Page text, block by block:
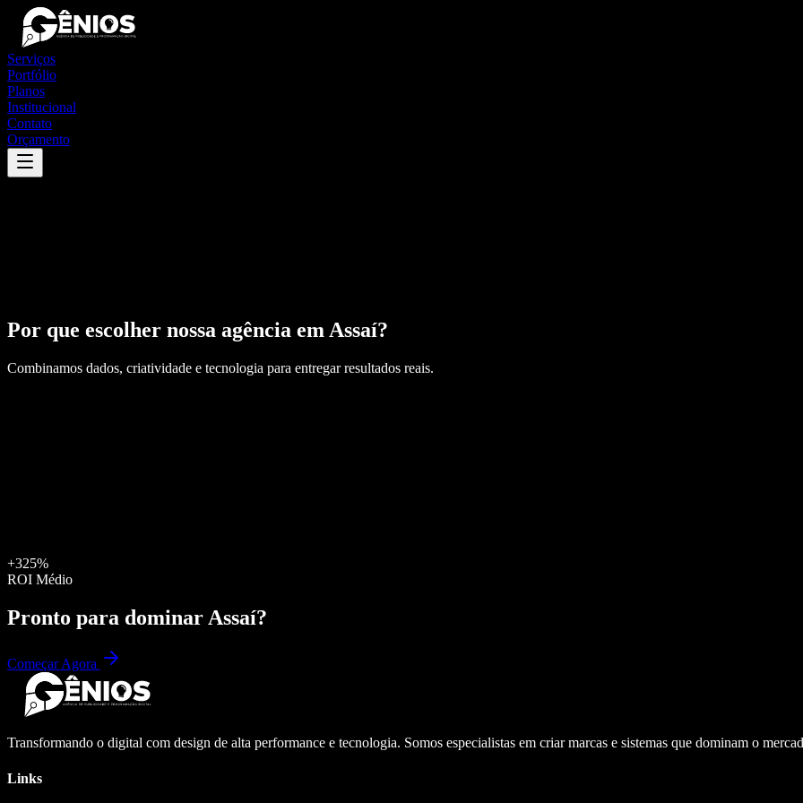
Serviços
Portfólio
Planos
Institucional
Contato
Orçamento
Por que escolher nossa agência em Assaí?
Combinamos dados, criatividade e tecnologia para entregar resultados reais.
+325%
ROI Médio
Pronto para dominar Assaí?
Começar Agora
Transformando o digital com design de alta performance e tecnologia. Somos especialistas em criar marcas e sistemas que dominam o
Links